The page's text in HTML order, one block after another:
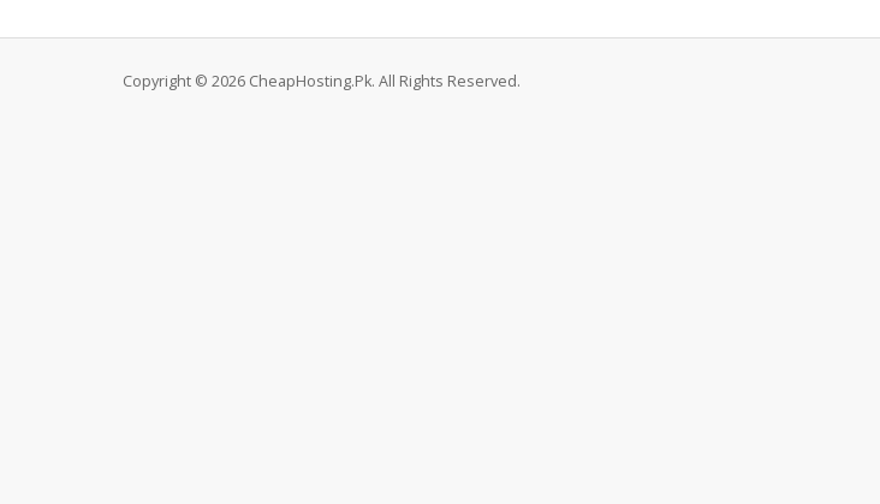
Copyright © 2026 CheapHosting.Pk. All Rights Reserved.